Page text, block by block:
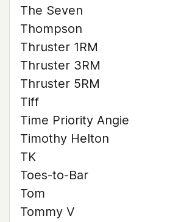
The Seven
Thompson
Thruster 1RM
Thruster 3RM
Thruster 5RM
Tiff
Time Priority Angie
Timothy Helton
TK
Toes-to-Bar
Tom
Tommy V